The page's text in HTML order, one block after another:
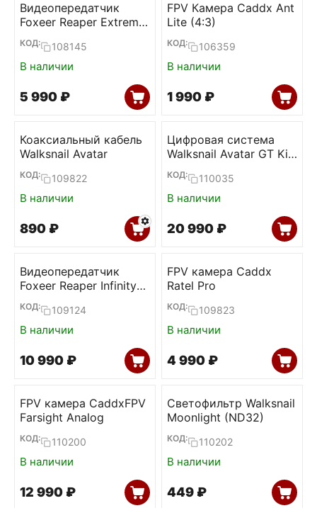
Видеопередатчик
Foxeer Reaper Extreme
v3 2.5W 4.9G-6G 80ch
VTx
КОД: 108145
В наличии
5 990 ₽
FPV Камера Caddx Ant
Lite (4:3)
КОД: 106359
В наличии
1 990 ₽
Коаксиальный кабель
Walksnail Avatar
КОД: 109822
В наличии
‍890‍ ₽
Цифровая система
Walksnail Avatar GT Kit
(Dual antenna)
КОД: 110035
В наличии
20 990 ₽
Видеопередатчик
Foxeer Reaper Infinity
v2 5W 4.9-6G 80ch VTx
КОД: 109124
В наличии
10 990 ₽
FPV камера Caddx
Ratel Pro
КОД: 109823
В наличии
4 990 ₽
FPV камера CaddxFPV
Farsight Analog
КОД: 110200
В наличии
12 990 ₽
Светофильтр Walksnail
Moonlight (ND32)
КОД: 110202
В наличии
‍449‍ ₽